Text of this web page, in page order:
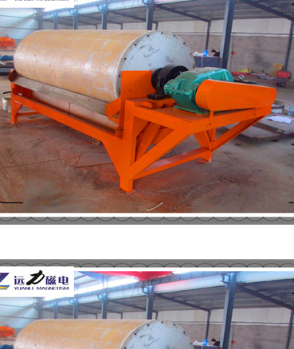
辊式强磁选机 RCT系列全磁永磁滚筒